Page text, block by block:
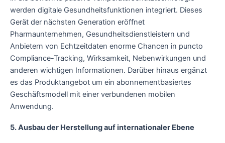
werden digitale Gesundheitsfunktionen integriert. Dieses
Gerät der nächsten Generation eröffnet
Pharmaunternehmen, Gesundheitsdienstleistern und
Anbietern von Echtzeitdaten enorme Chancen in puncto
Compliance-Tracking, Wirksamkeit, Nebenwirkungen und
anderen wichtigen Informationen. Darüber hinaus ergänzt
es das Produktangebot um ein abonnementbasiertes
Geschäftsmodell mit einer verbundenen mobilen
Anwendung.
5. Ausbau der Herstellung auf internationaler Ebene